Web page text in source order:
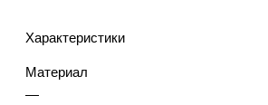
Характеристики
Материал
—